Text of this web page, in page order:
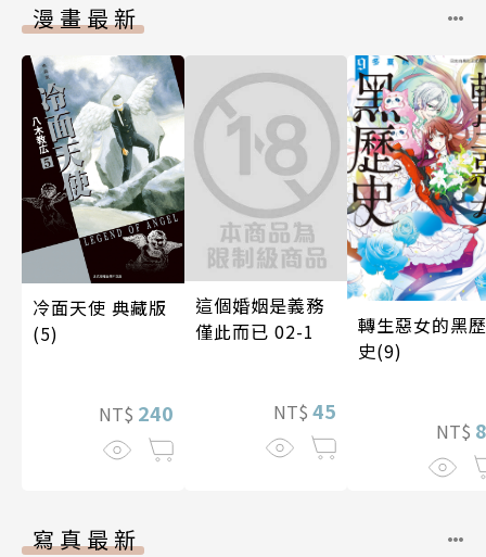
漫畫最新
冷面天使 典藏版
(5)
NT$ 240
這個婚姻是義務
僅此而已 02-1
NT$ 45
轉生惡女的黑歷
史(9)
NT$
寫真最新